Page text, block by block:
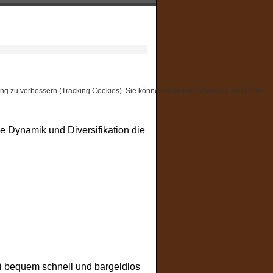
Dynamik und Diversifikation die
bequem schnell und bargeldlos
zu verbessern (Tracking Cookies). Sie können selbst entscheiden, ob Sie die